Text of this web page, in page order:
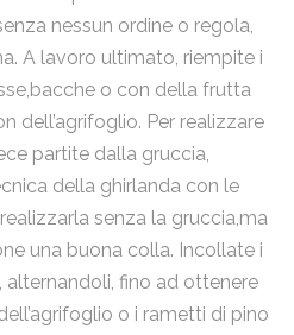
nessun ordine o regola,
A lavoro ultimato, riempite i
o con della frutta
dell’agrifoglio. Per realizzare
partite dalla gruccia,
della ghirlanda con le
senza la gruccia,ma
una buona colla. Incollate i
fino ad ottenere
o i rametti di pino